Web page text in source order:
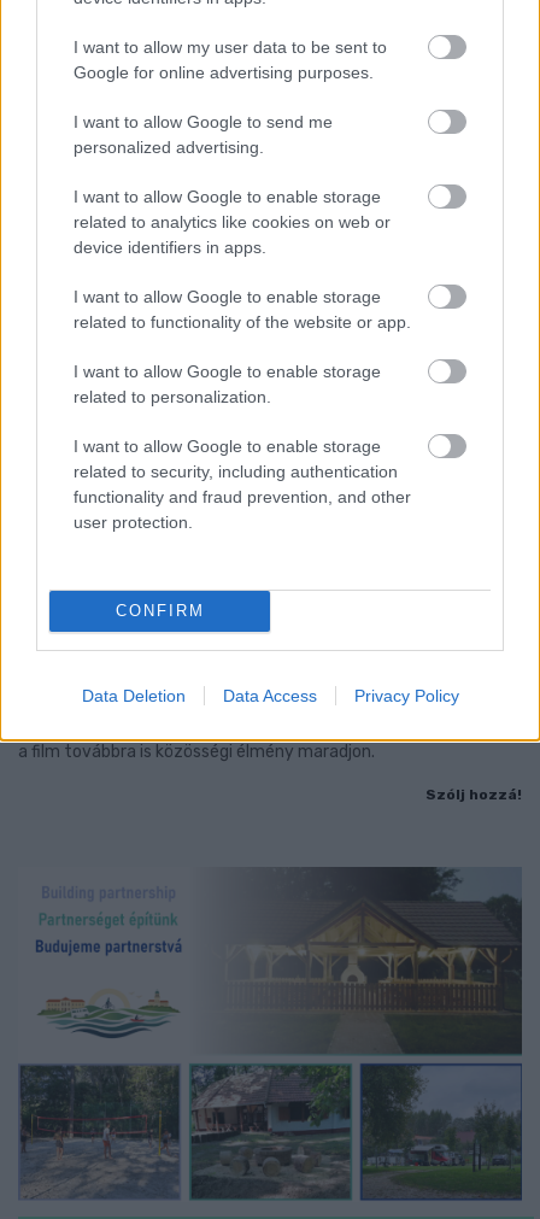
I want to allow my user data to be sent to
Google for online advertising purposes.
I want to allow Google to send me
personalized advertising.
I want to allow Google to enable storage
related to analytics like cookies on web or
device identifiers in apps.
I want to allow Google to enable storage
related to functionality of the website or app.
I want to allow Google to enable storage
related to personalization.
I want to allow Google to enable storage
related to security, including authentication
functionality and fraud prevention, and other
user protection.
CONFIRM
Data Deletion Data Access Privacy Policy
GYŐR INTÉZMÉNYEI ÖSSZEHANGOLT
ENERGIATAKARÉKOSSÁGI INTÉZKEDÉSEKET
VEZETTEK BE A RENDKÍVÜLI HŐSÉG MIATT
könyvtárak és közszolgáltatók is csatlakoztak a város
energiafelhasználását csökkentő programhoz.
Szólj hozzá!
A MOZI NEM HALT MEG, DE LASSAN NEM LESZ
MIVEL VETÍTENI
Nem a mozi tűnt el az életünkből, hanem az a technikai és
a film továbbra is közösségi élmény maradjon.
Szólj hozzá!